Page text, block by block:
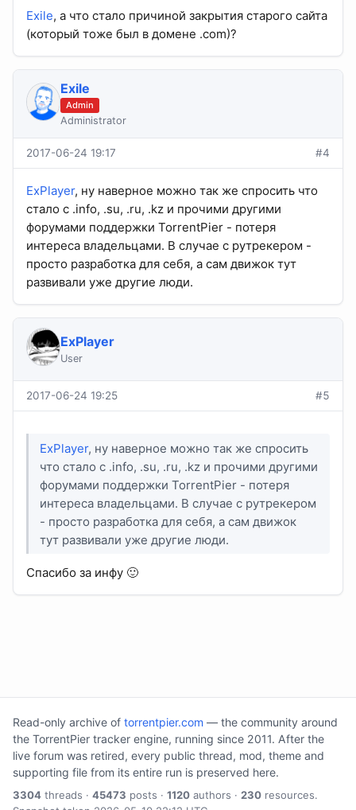
Exile, а что стало причиной закрытия старого сайта
(который тоже был в домене .com)?
Exile
Admin
Administrator
2017-06-24 19:17 #4
ExPlayer, ну наверное можно так же спросить что
стало с .info, .su, .ru, .kz и прочими другими
форумами поддержки TorrentPier - потеря
интереса владельцами. В случае с рутрекером -
просто разработка для себя, а сам движок тут
развивали уже другие люди.
ExPlayer
User
2017-06-24 19:25 #5
ExPlayer, ну наверное можно так же спросить
что стало с .info, .su, .ru, .kz и прочими другими
форумами поддержки TorrentPier - потеря
интереса владельцами. В случае с рутрекером
- просто разработка для себя, а сам движок
тут развивали уже другие люди.
Спасибо за инфу 🙂
Read-only archive of torrentpier.com — the community around
the TorrentPier tracker engine, running since 2011. After the
live forum was retired, every public thread, mod, theme and
supporting file from its entire run is preserved here.
3304 threads · 45473 posts · 1120 authors · 230 resources.